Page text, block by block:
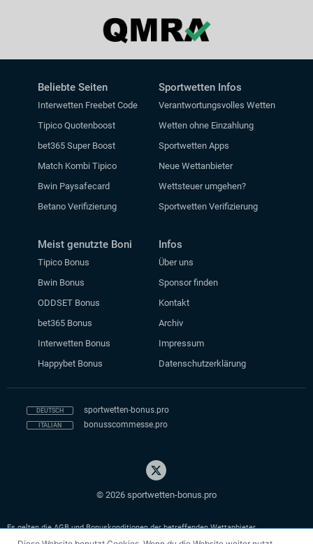
Beliebte Seiten
Interwetten Freebet Code
Tipico Quotenboost
bet365 Super Boost
Match Kombi Tipico
Bwin Paysafecard
Betano Verifizierung
Meist genutzte Boni
Tipico Bonus
Bwin Bonus
ODDSET Bonus
bet365 Bonus
Interwetten Bonus
Happybet Bonus
Sportwetten Infos
Verantwortungsvolles Wetten
Wetten ohne Einzahlung
Sportwetten Apps
Neue Wettanbieter
Wettsteuer umgehen?
Sportwetten Verifizierung
Infos
Über uns
Sponsor finden
Kontakt
Archiv
Impressum
Datenschutzerklärung
sportwetten-bonus.pro
bonusscommesse.pro
© 2026 sportwetten-bonus.pro
Es gelten die AGB und Bonuskonditionen der betreffenden Wettanbieter.